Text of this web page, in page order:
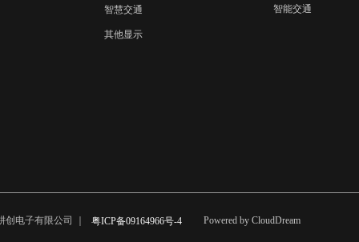
粤ICP备09164966号-4
电子有限公司 ｜
智慧交通
其他显示
智能交通
Powered by CloudDream